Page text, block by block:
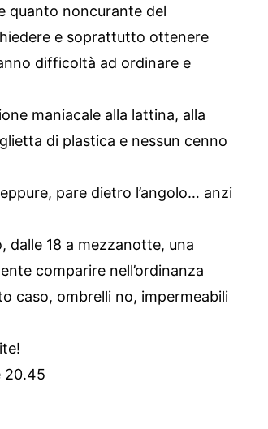
quanto noncurante del
e soprattutto ottenere
difficoltà ad ordinare e
maniacale alla lattina, alla
di plastica e nessun cenno
pare dietro l’angolo… anzi
dalle 18 a mezzanotte, una
comparire nell’ordinanza
caso, ombrelli no, impermeabili
20.45